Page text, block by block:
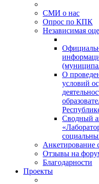
СМИ о нас
Опрос по КПК
Независимая
О
условий
Сводный
Анкетирование
Отзывы на
Благодарности
Проекты